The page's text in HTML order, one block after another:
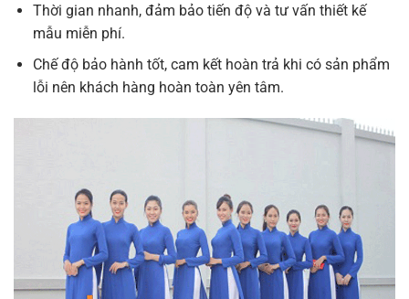
Thời gian nhanh, đảm bảo tiến độ và tư vấn thiết kế
mẫu miễn phí.
Chế độ bảo hành tốt, cam kết hoàn trả khi có sản phẩm
lỗi nên khách hàng hoàn toàn yên tâm.